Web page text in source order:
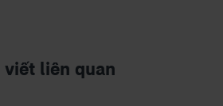
viết liên quan